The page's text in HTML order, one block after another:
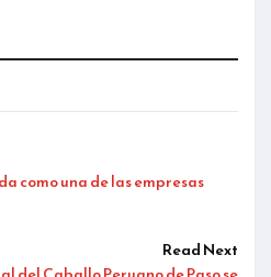
como una de las empresas
Read Next